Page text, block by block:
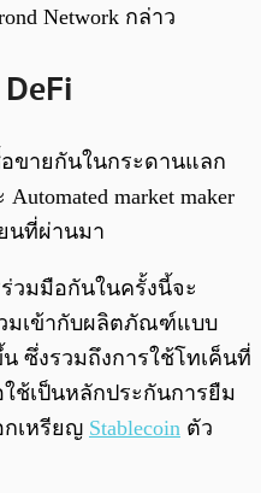
Network กล่าว
ขายกันในกระดานแลก
market maker
นที่ผ่านมา
วมมือกันในครั้งนี้จะ
วมเข้ากับผลิตภัณฑ์แบบ
ซึ่งรวมถึงการใช้โทเค็นที่
ช้เป็นหลักประกันการยืม
เหรียญ Stablecoin ตัว